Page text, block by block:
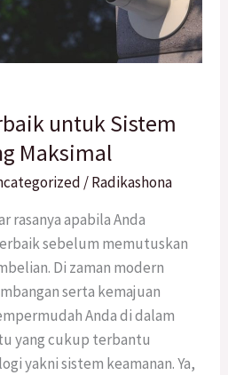
untuk Sistem
Maksimal
/Radikashona
rasanya apabila Anda
sebelum memutuskan
Di zaman modern
serta kemajuan
Anda di dalam
yang cukup terbantu
yakni sistem keamanan. Ya,